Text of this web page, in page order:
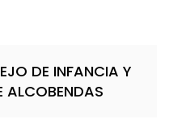
DE INFANCIA Y
ALCOBENDAS